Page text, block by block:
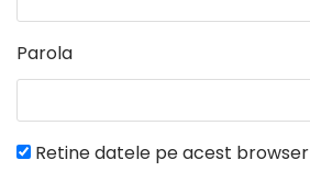
Parola
Retine datele pe acest browser